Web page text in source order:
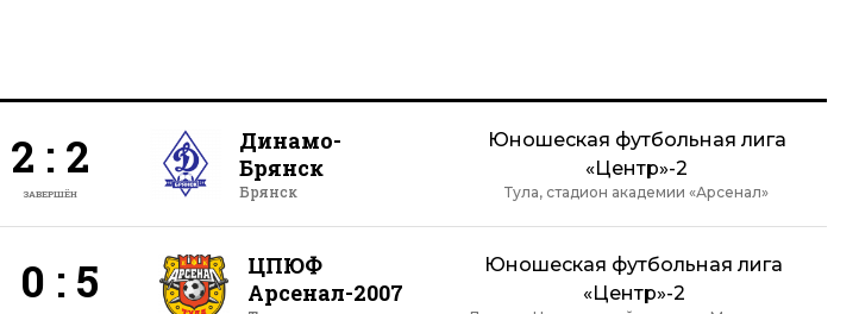
2 : 2
ЗАВЕРШЁН
Динамо-
Брянск
Брянск
Юношеская футбольная лига
«Центр»-2
Тула, стадион академии «Арсенал»
0 : 5
ЦПЮФ
Арсенал-2007
Юношеская футбольная лига
«Центр»-2